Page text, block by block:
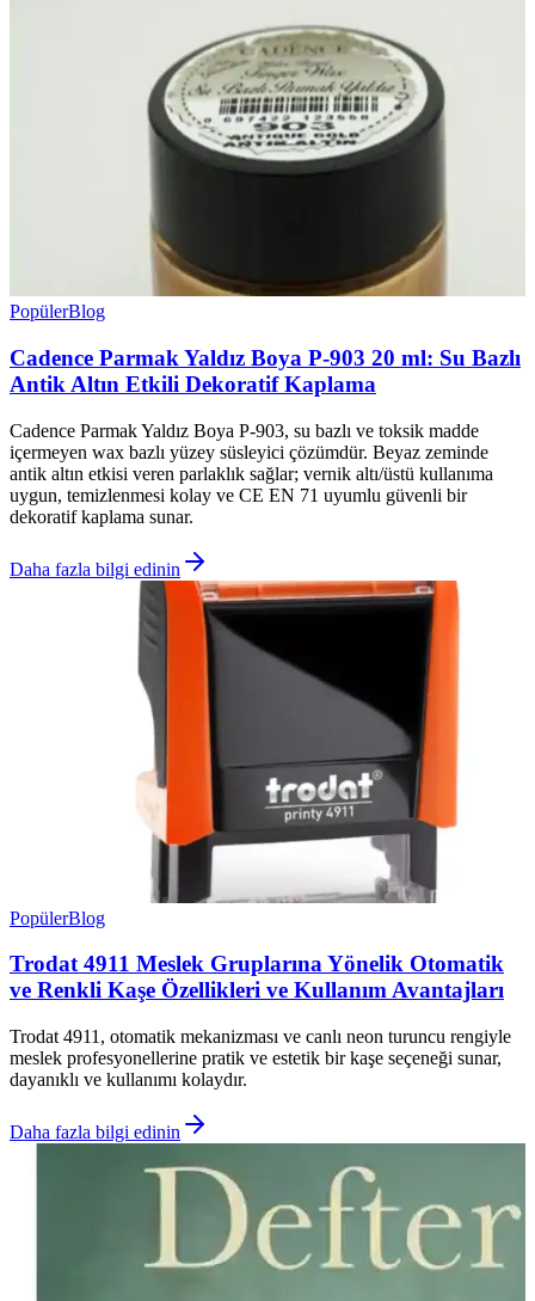
PopülerBlog
Cadence Parmak Yaldız Boya P-903 20 ml: Su Bazlı
Antik Altın Etkili Dekoratif Kaplama
Cadence Parmak Yaldız Boya P-903, su bazlı ve toksik madde
içermeyen wax bazlı yüzey süsleyici çözümdür. Beyaz zeminde
antik altın etkisi veren parlaklık sağlar; vernik altı/üstü kullanıma
uygun, temizlenmesi kolay ve CE EN 71 uyumlu güvenli bir
dekoratif kaplama sunar.
Daha fazla bilgi edinin
PopülerBlog
Trodat 4911 Meslek Gruplarına Yönelik Otomatik
ve Renkli Kaşe Özellikleri ve Kullanım Avantajları
Trodat 4911, otomatik mekanizması ve canlı neon turuncu rengiyle
meslek profesyonellerine pratik ve estetik bir kaşe seçeneği sunar,
dayanıklı ve kullanımı kolaydır.
Daha fazla bilgi edinin